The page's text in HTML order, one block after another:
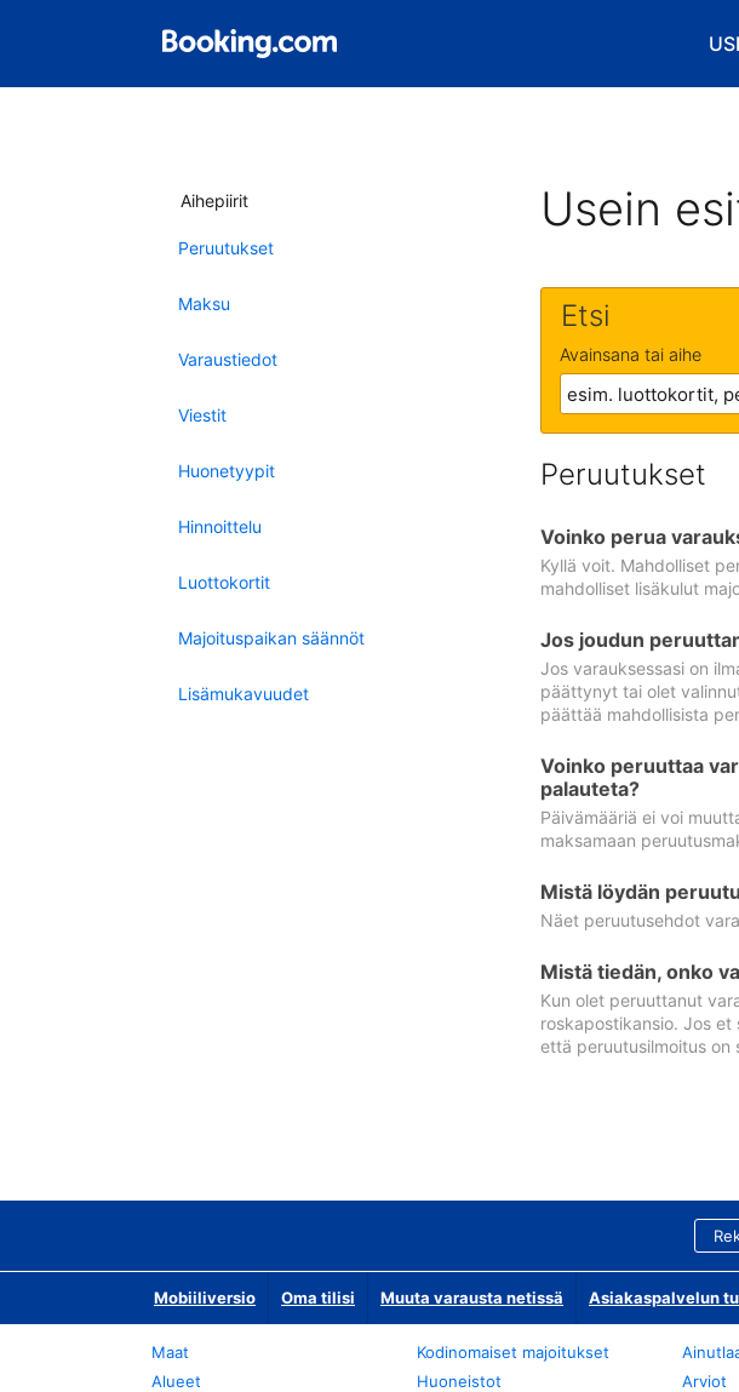
Aihepiirit
Peruutukset
Maksu
Varaustiedot
Viestit
Huonetyypit
Hinnoittelu
Luottokortit
Majoituspaikan säännöt
Lisämukavuudet
Usein
Etsi
Avainsana tai aihe
Peruutukset
Voinko perua
Kyllä voit. Mahdolliset
mahdolliset lisäkulut
Jos joudun
Jos varauksessasi on
päättynyt tai olet
päättää mahdollisista
Voinko peruuttaa
palauteta?
Päivämääriä ei voi
maksamaan
Mistä löydän
Näet peruutusehdot
Mistä tiedän, onko
Kun olet peruuttanut
roskapostikansio. Jos
että peruutusilmoitus on
Mobiiliversio Oma tilisi Muuta varausta netissä Asiakaspalvelun
Maat
Alueet
Kodinomaiset majoitukset
Huoneistot
Arviot